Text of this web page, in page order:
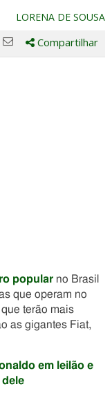
LORENA DE SOUSA
Compartilhe
Compartilhar
popular no Brasil
que operam no
terão mais
as gigantes Fiat,
em leilão e